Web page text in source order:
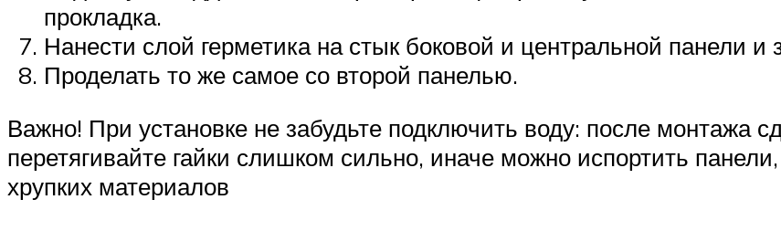
прокладка.
Нанести слой герметика на стык боковой и центральной панели и
Проделать то же самое со второй панелью.
Важно! При установке не забудьте подключить воду: после монтажа
перетягивайте гайки слишком сильно, иначе можно испортить
хрупких материалов